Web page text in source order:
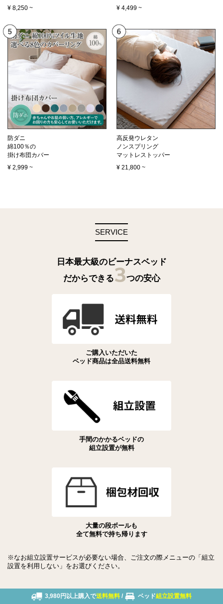
¥ 8,250 ~
¥ 4,499 ~
防ダニ
綿100％の
掛け布団カバー
¥ 2,999 ~
高反発ウレタン
ノンスプリング
マットレストッパー
¥ 21,800 ~
SERVICE
日本最大級のビーナスベッド
だからできる3つの安心
ご購入いただいた
ベッド商品は全品送料無料
手間のかかるベッドの
組立設置が無料
大量の段ボールも
全て無料で持ち帰ります
※なお組立設置サービスが必要ない場合、ご注文の際メニューの「組立
設置を利用しない」をお選びください。
3,980円以上購入で送料無料 / ベッド組立設置無料